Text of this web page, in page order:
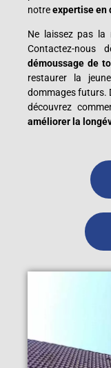
notreexpertise en
Ne laissez pas
Contactez-nous
démoussage de
restaurer la
dommages futurs.
découvrez
améliorer la